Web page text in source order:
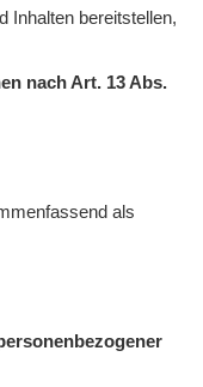
Inhalten bereitstellen,
nach Art. 13 Abs.
als